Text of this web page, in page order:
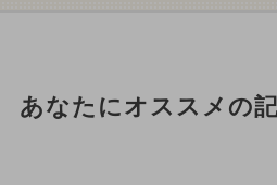
あなたにオススメの